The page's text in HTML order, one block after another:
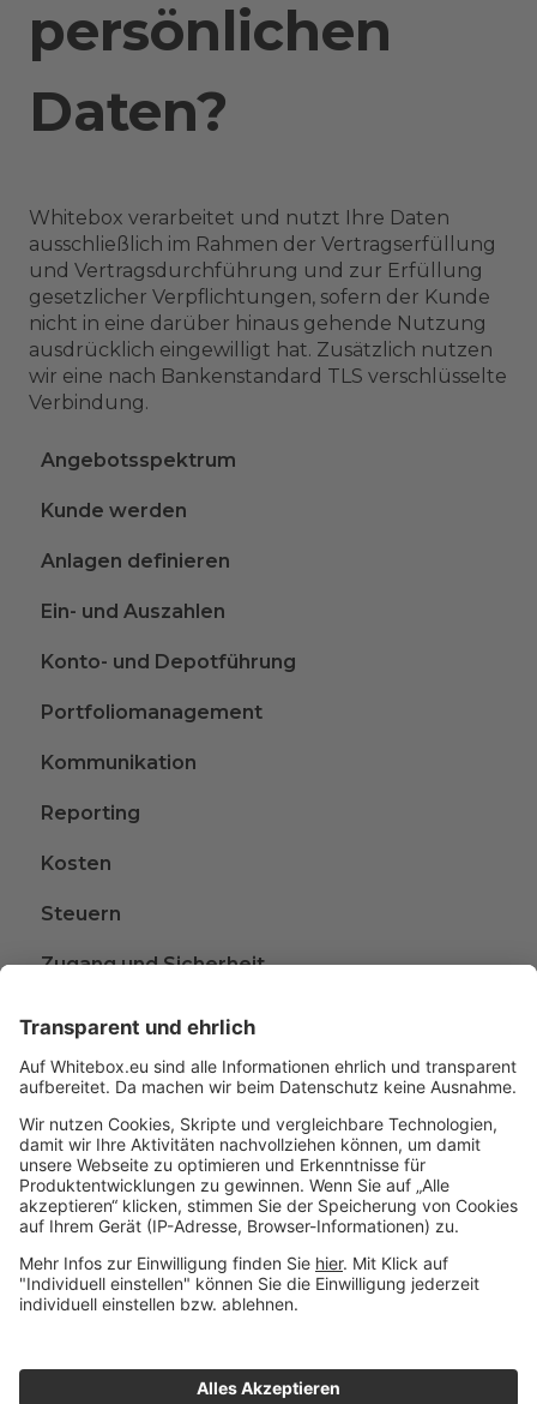
persönlichen
Daten?
Whitebox verarbeitet und nutzt Ihre Daten
ausschließlich im Rahmen der Vertragserfüllung
und Vertragsdurchführung und zur Erfüllung
gesetzlicher Verpflichtungen, sofern der Kunde
nicht in eine darüber hinaus gehende Nutzung
ausdrücklich eingewilligt hat. Zusätzlich nutzen
wir eine nach Bankenstandard TLS verschlüsselte
Verbindung.
Angebotsspektrum
Kunde werden
Anlagen definieren
Ein- und Auszahlen
Konto- und Depotführung
Portfoliomanagement
Kommunikation
Reporting
Kosten
Steuern
Zugang und Sicherheit
Beschwerden
Wissen rund ums Anlegen
Glossar
A
B
C
D
© 2015 - 2026 Whitebox